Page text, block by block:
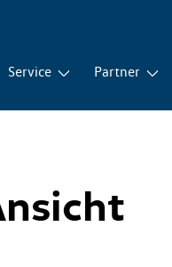
Service Partner